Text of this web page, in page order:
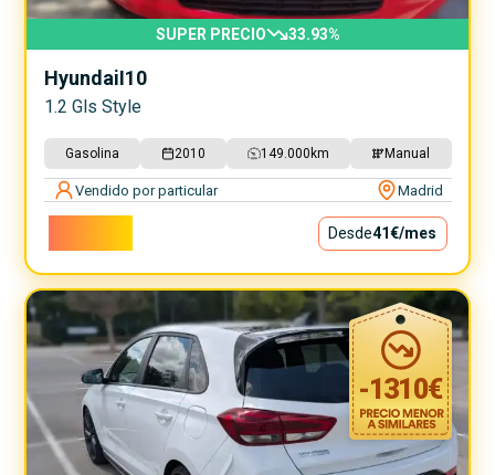
SUPER PRECIO 33.93%
HyundaiI10
1.2 Gls Style
Gasolina 2010 149.000 km Manual
Vendido por particular Madrid
Desde41€/mes
-1310€